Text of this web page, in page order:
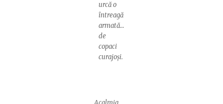
urcă o
întreagă
armată…
de
copaci
curajoși.